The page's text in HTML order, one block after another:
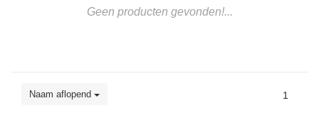
Geen producten gevonden!...
Naam aflopend 1